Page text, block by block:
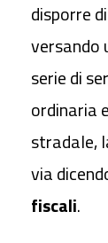
disporre
versando
serie di
ordinaria
stradale,
via
fiscali.